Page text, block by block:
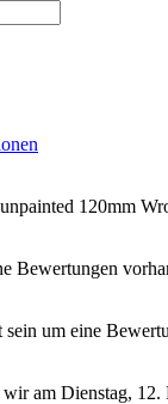
120mm
Bewertungen
sein um eine
am Dienstag, 12.